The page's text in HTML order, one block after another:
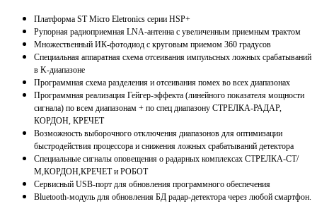
Платформа ST Micro Eletronics серии HSP+
Рупорная радиоприемная LNA-антенна с увеличенным приемным трактом
Множественный ИК-фотодиод с круговым приемом 360 градусов
Специальная аппаратная схема отсеивания импульсных ложных срабатываний
в K-диапазоне
Программная схема разделения и отсеивания помех во всех диапазонах
Программная реализация Гейгер-эффекта (линейного показателя мощности
сигнала) по всем диапазонам + по спец диапазону СТРЕЛКА-РАДАР,
КОРДОН, КРЕЧЕТ
Возможность выборочного отключения диапазонов для оптимизации
быстродействия процессора и снижения ложных срабатываний детектора
Специальные сигналы оповещения о радарных комплексах СТРЕЛКА-СТ/
М,КОРДОН,КРЕЧЕТ и РОБОТ
Сервисный USB-порт для обновления программного обеспечения
Bluetooth-модуль для обновления БД радар-детектора через любой смартфон.